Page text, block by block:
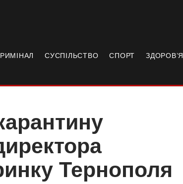
СУСПІЛЬСТВО СПОРТ ЗДОРОВ’Я
Тернополя